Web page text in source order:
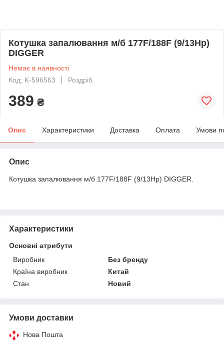
Котушка запалювання м/б 177F/188F (9/13Hp)
DIGGER
Немає в наявності
Код: K-596563
Роздріб
389 ₴
Опис Характеристики Доставка Оплата Умови
Опис
Котушка запалювання м/б 177F/188F (9/13Hp) DIGGER.
Характеристики
Основні атрибути
Виробник
Без бренду
Країна виробник
Китай
Стан
Новий
Умови доставки
Нова Пошта